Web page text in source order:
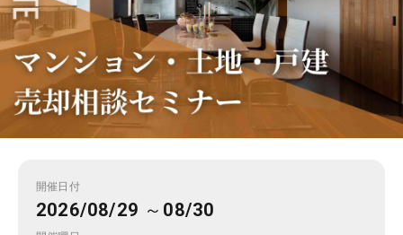
開催日付
2026/08/29 ～08/30